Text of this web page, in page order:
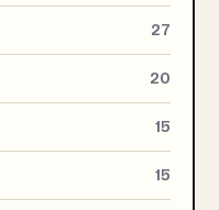
27
20
15
15